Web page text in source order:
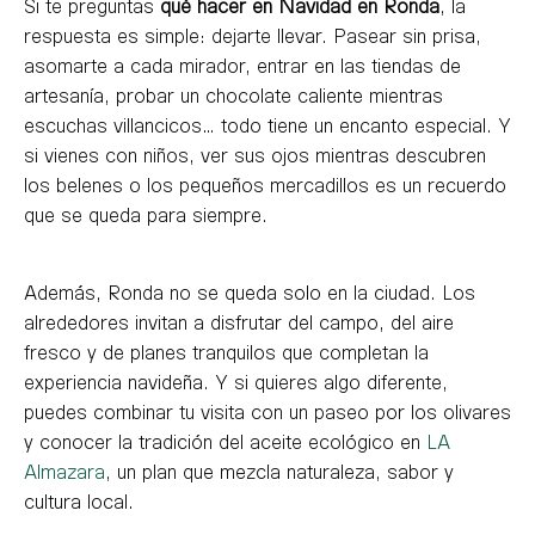
Si te preguntas qué hacer en Navidad en Ronda , la
respuesta es simple: dejarte llevar. Pasear sin prisa,
asomarte a cada mirador, entrar en las tiendas de
artesanía, probar un chocolate caliente mientras
escuchas villancicos… todo tiene un encanto especial. Y
si vienes con niños, ver sus ojos mientras descubren
los belenes o los pequeños mercadillos es un recuerdo
que se queda para siempre.
Además, Ronda no se queda solo en la ciudad. Los
alrededores invitan a disfrutar del campo, del aire
fresco y de planes tranquilos que completan la
experiencia navideña. Y si quieres algo diferente,
puedes combinar tu visita con un paseo por los olivares
y conocer la tradición del aceite ecológico en LA
Almazara , un plan que mezcla naturaleza, sabor y
cultura local.